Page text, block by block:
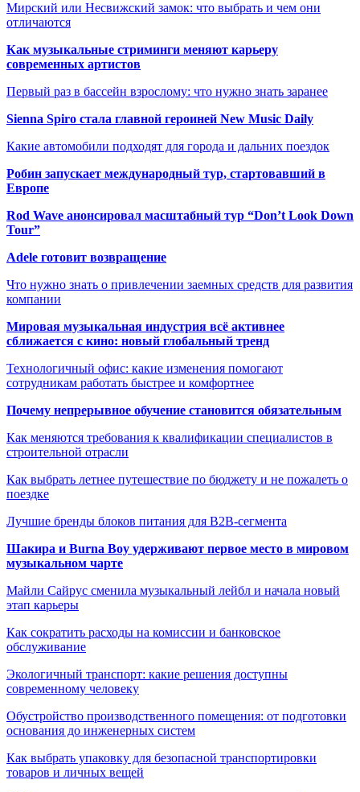
Мирский или Несвижский замок: что выбрать и чем они
отличаются
Как музыкальные стриминги меняют карьеру
современных артистов
Первый раз в бассейн взрослому: что нужно знать заранее
Sienna Spiro стала главной героиней New Music Daily
Какие автомобили подходят для города и дальних поездок
Робин запускает международный тур, стартовавший в
Европе
Rod Wave анонсировал масштабный тур “Don’t Look Down
Tour”
Adele готовит возвращение
Что нужно знать о привлечении заемных средств для развития
компании
Мировая музыкальная индустрия всё активнее
сближается с кино: новый глобальный тренд
Технологичный офис: какие изменения помогают
сотрудникам работать быстрее и комфортнее
Почему непрерывное обучение становится обязательным
Как меняются требования к квалификации специалистов в
строительной отрасли
Как выбрать летнее путешествие по бюджету и не пожалеть о
поездке
Лучшие бренды блоков питания для B2B-сегмента
Шакира и Burna Boy удерживают первое место в мировом
музыкальном чарте
Майли Сайрус сменила музыкальный лейбл и начала новый
этап карьеры
Как сократить расходы на комиссии и банковское
обслуживание
Экологичный транспорт: какие решения доступны
современному человеку
Обустройство производственного помещения: от подготовки
основания до инженерных систем
Как выбрать упаковку для безопасной транспортировки
товаров и личных вещей